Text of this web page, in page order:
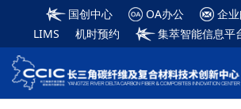
企
OA办公
国创中心
集萃智能信息平
机时预约
LIMS